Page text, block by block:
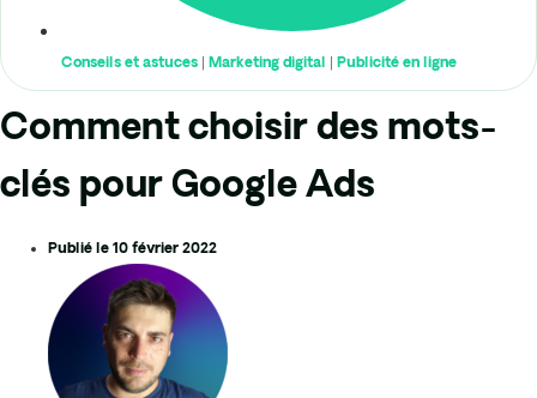
Conseils et astuces Marketing digital Publicité en ligne
Comment choisir des mots-
clés pour Google Ads
Publié le 10 février 2022